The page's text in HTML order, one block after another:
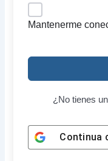
Mantenerme
¿No tienes
Continua